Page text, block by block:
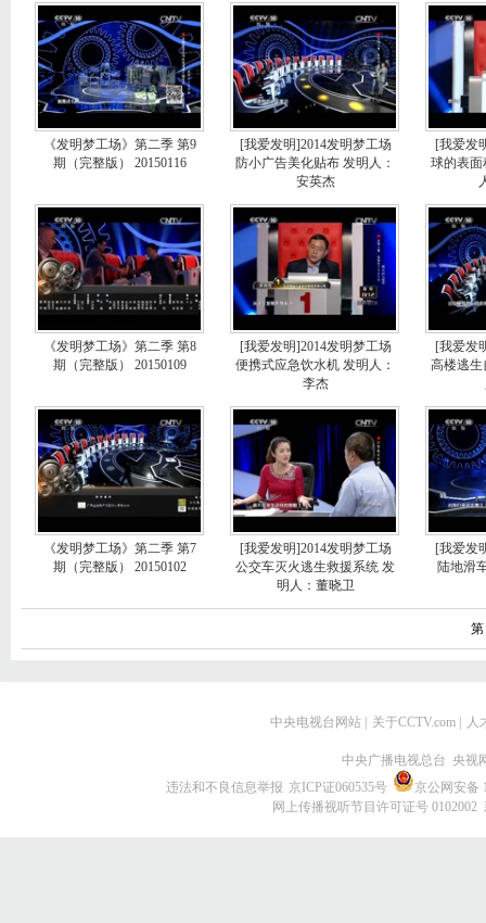
《发明梦工场》第二季 第9
期（完整版） 20150116
[我爱发明]2014发明梦工场
防小广告美化贴布 发明人：
安英杰
[我爱发
球的表
《发明梦工场》第二季 第8
期（完整版） 20150109
[我爱发明]2014发明梦工场
便携式应急饮水机 发明人：
李杰
[我爱发
高楼逃
《发明梦工场》第二季 第7
期（完整版） 20150102
[我爱发明]2014发明梦工场
公交车灭火逃生救援系统 发
明人：董晓卫
[我爱发
陆地滑
第
中央电视台网站 关于CCTV.com 人
中央广播电视总台 央视
违法和不良信息举报 京ICP证060535号
京公网安备
网上传播视听节目许可证号 0102002